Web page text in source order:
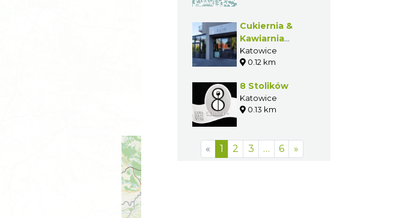
Cukiernia &
Kawiarnia
Nugat
Katowice
0.12 km
8 Stolików
Katowice
0.13 km
« 1 2 3 … 6 »